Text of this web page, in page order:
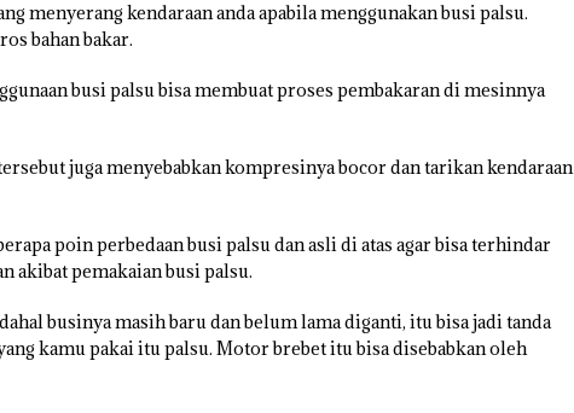
menyerang kendaraan anda apabila menggunakan busi palsu.
bahan bakar.
busi palsu bisa membuat proses pembakaran di mesinnya
juga menyebabkan kompresinya bocor dan tarikan kendaraan
poin perbedaan busi palsu dan asli di atas agar bisa terhindar
akibat pemakaian busi palsu.
businya masih baru dan belum lama diganti, itu bisa jadi tanda
kamu pakai itu palsu. Motor brebet itu bisa disebabkan oleh